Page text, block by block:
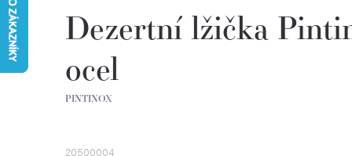
Dezertní lžička
ocel
PINTINOX
20500004